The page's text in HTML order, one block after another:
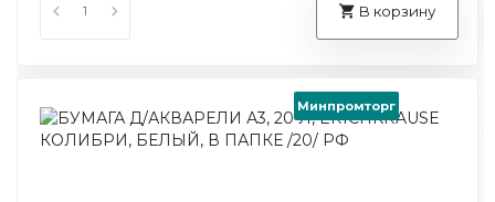
В корзину
Минпромторг